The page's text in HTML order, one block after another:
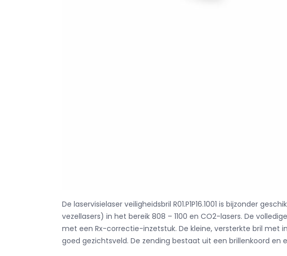
De laservisielaser veiligheidsbril R01.P1P16.1001 is bijzonder
vezellasers) in het bereik 808 – 1100 en CO2-lasers. De
met een Rx-correctie-inzetstuk. De kleine, versterkte bril
goed gezichtsveld. De zending bestaat uit een brillenkoord en